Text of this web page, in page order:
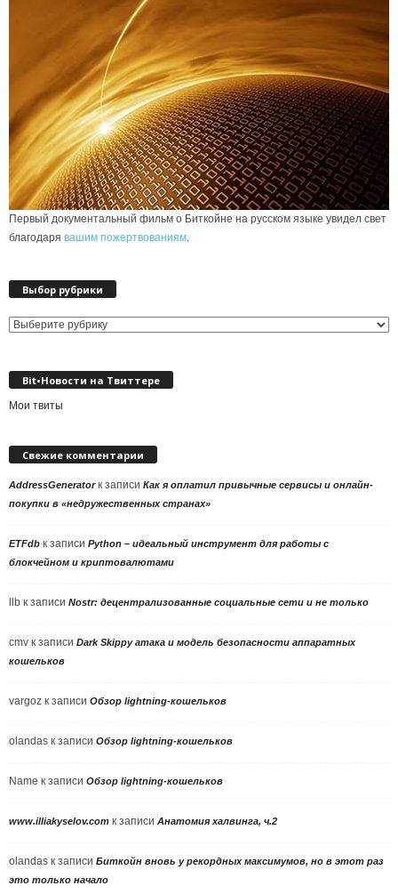
Первый документальный фильм о Биткойне на русском языке увидел свет
благодаря вашим пожертвованиям
Выбор рубрики
Выбор
Bit•Новости на Твиттере
Мои твиты
Свежие комментарии
AddressGeneratorк записи Как я оплатил привычные сервисы и онлайн-
покупки в «недружественных странах»
ETFdb к записи Python – идеальный инструмент для работы с
блокчейном и криптовалютами
llb к записи Nostr: децентрализованные социальные сети и не только
cmv к записи Dark Skippy атака и модель безопасности аппаратных
кошельков
vargoz к записи Обзор lightning-кошельков
olandas к записи Обзор lightning-кошельков
Name к записи Обзор lightning-кошельков
www.illiakyselov.com к записи Анатомия халвинга, ч.2
olandas к записи Биткойн вновь у рекордных максимумов, но в этот раз
это только начало